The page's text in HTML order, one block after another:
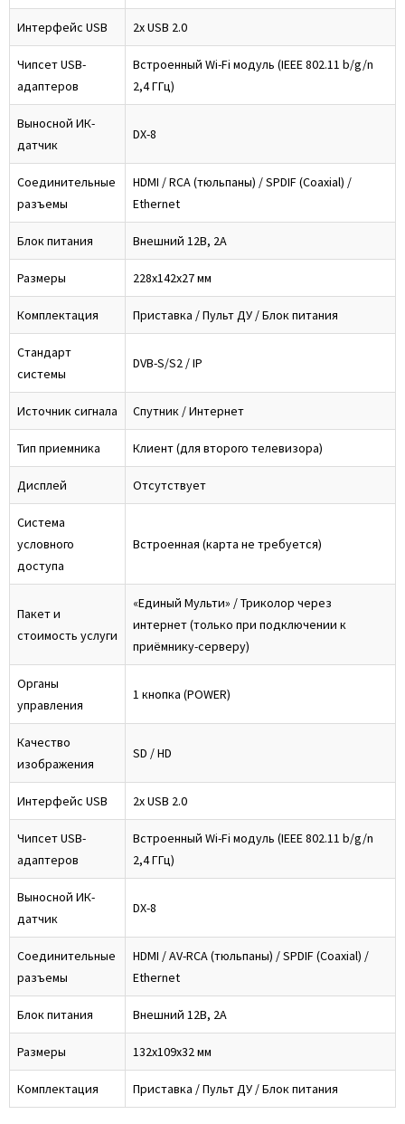
Интерфейс USB 2x USB 2.0
Чипсет USB-
адаптеров
Встроенный Wi-Fi модуль (IEEE 802.11 b/g/n
2,4 ГГц)
Выносной ИК-
датчик
DX-8
Соединительные
разъемы
HDMI / RCA (тюльпаны) / SPDIF (Coaxial) /
Ethernet
Блок питания Внешний 12В, 2А
Размеры 228x142x27 мм
Комплектация Приставка / Пульт ДУ / Блок питания
Стандарт
системы
DVB-S/S2 / IP
Источник сигнала Спутник / Интернет
Тип приемника Клиент (для второго телевизора)
Дисплей Отсутствует
Система
условного
доступа
Встроенная (карта не требуется)
Пакет и
стоимость услуги
«Единый Мульти» / Триколор через
интернет (только при подключении к
приёмнику-серверу)
Органы
управления
1 кнопка (POWER)
Качество
изображения
SD / HD
Интерфейс USB 2x USB 2.0
Чипсет USB-
адаптеров
Встроенный Wi-Fi модуль (IEEE 802.11 b/g/n
2,4 ГГц)
Выносной ИК-
датчик
DX-8
Соединительные
разъемы
HDMI / AV-RCA (тюльпаны) / SPDIF (Coaxial) /
Ethernet
Блок питания Внешний 12В, 2А
Размеры 132x109x32 мм
Комплектация Приставка / Пульт ДУ / Блок питания